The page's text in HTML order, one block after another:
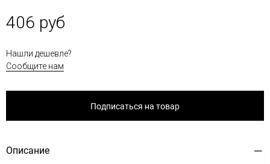
406 руб
Нашли дешевле?
Сообщите нам
Подписаться на товар
Описание